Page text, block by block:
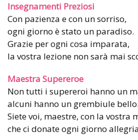
Insegnamenti Preziosi
Con pazienza e con un sorriso,
ogni giorno è stato un paradiso.
Grazie per ogni cosa imparata,
la vostra lezione non sarà mai
Maestra Supereroe
Non tutti i supereroi hanno un
alcuni hanno un grembiule bello.
Siete voi, maestre, con la vostra
che ci donate ogni giorno